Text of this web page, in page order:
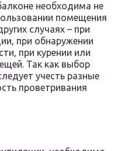
необходима не
помещения
случаях – при
при обнаружении
при курении или
Так как выбор
учесть разные
проветривания